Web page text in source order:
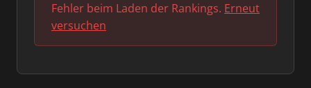
Fehler beim Laden der Rankings. Erneut
versuchen